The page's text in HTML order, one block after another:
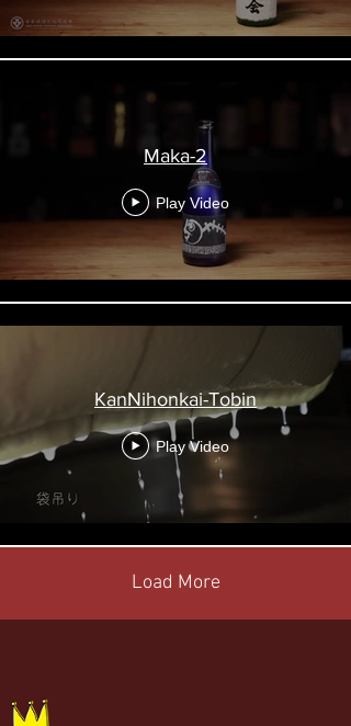
Maka-2
Play Video
KanNihonkai-Tobin
Play Video
Load More